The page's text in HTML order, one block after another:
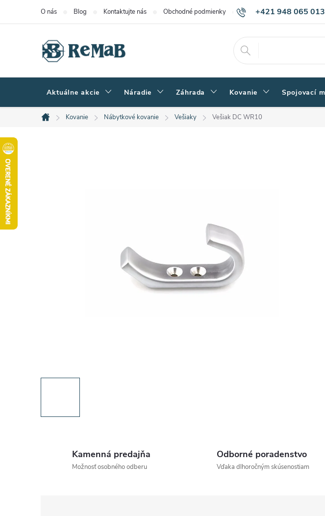
+421 948 065 013
O nás Blog Kontaktujte nás Obchodné podmienky Podmienky ochrany
Aktuálne akcie Náradie Záhrada Kovanie Spojovací
Domov
Kovanie Nábytkové kovanie Vešiaky Vešiak DC WR10
Kamenná predajňa
Možnosť osobného odberu
Odborné poradenstvo
Vďaka dlhoročným skúsenostiam